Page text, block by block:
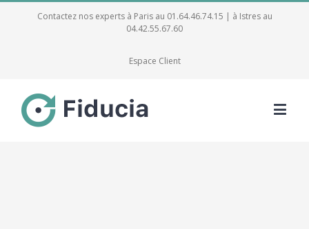
Contactez nos experts à Paris au 01.64.46.74.15 | à Istres au
04.42.55.67.60
Espace Client